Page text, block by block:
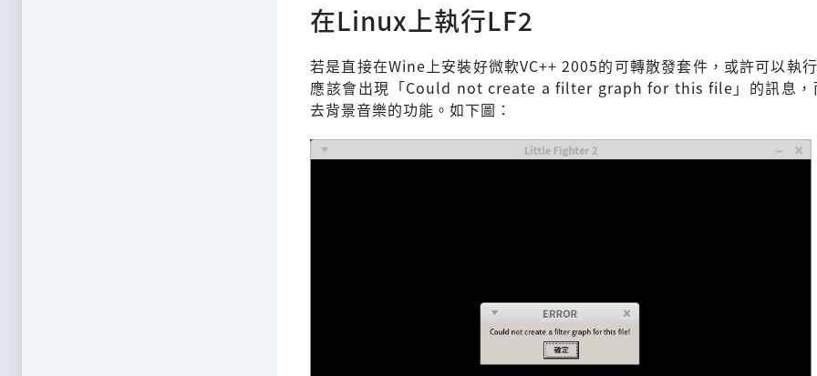
在Linux上執行LF2
若是直接在Wine上安裝好微軟VC++ 2005的可轉散發套件，或許可以執
應該會出現「Could not create a filter graph for this file」的訊息，
去背景音樂的功能。如下圖：